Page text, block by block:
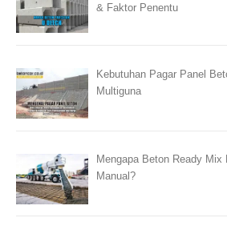
& Faktor Penentu
Kebutuhan Pagar Panel
Multiguna
Mengapa Beton Ready Mix
Manual?